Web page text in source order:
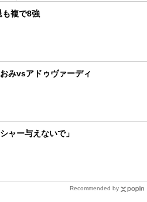
も複で8強
おみvsアドゥヴァーディ
ャー与えないで」
Recommended by